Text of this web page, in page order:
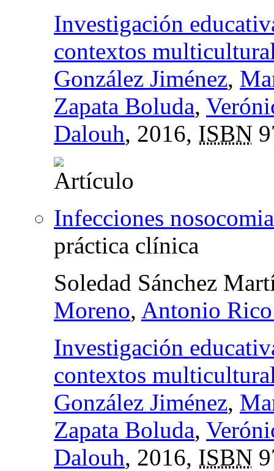
Investigación
contextos
González Jiménez,
Zapata Boluda,
Dalouh, 2016, ISBN
Infecciones
práctica clínica
Soledad Sánchez
Moreno, Antonio
Investigación
contextos
González Jiménez,
Zapata Boluda,
Dalouh, 2016, ISBN